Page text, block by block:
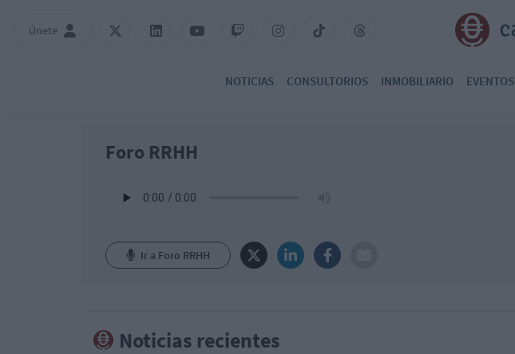
Únete
NOTICIAS CONSULTORIOS INMOBILIARIO EVENTOS
Foro RRHH
Ir a Foro RRHH
Noticias recientes